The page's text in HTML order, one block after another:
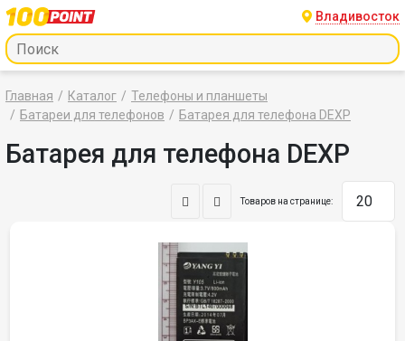
Владивосток
Главная Каталог
Телефоны и планшеты
Батареи для телефонов
Батарея для телефона DEXP
Батарея для телефона DEXP
Товаров на странице: